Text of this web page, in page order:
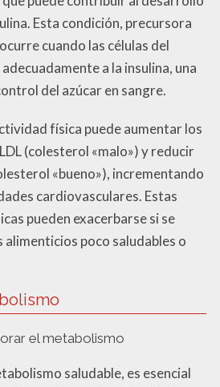
Esta condición, precursora
cuando las células del
a la insulina, una
del azúcar en sangre.
física puede aumentar los
(colesterol «malo») y reducir
«bueno»), incrementando
cardiovasculares. Estas
pueden exacerbarse si se
alimenticios poco saludables o
el metabolismo
saludable, es esencial